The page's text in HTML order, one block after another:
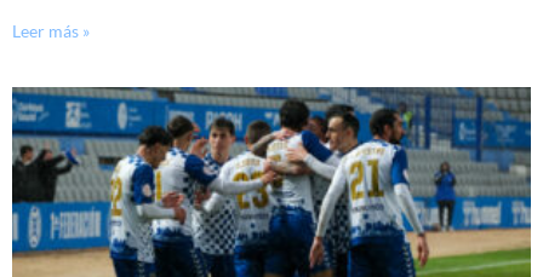
Leer más »